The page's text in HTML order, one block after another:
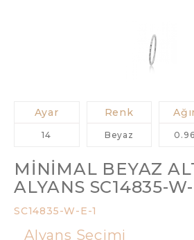
Ayar
14
Renk
Beyaz
MINIMAL BEYAZ
ALYANS SC14835-W-
SC14835-W-E-1
Alyans Seçimi